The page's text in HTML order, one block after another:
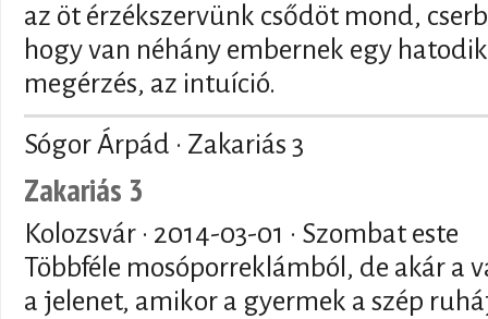
az öt érzékszervünk csődöt mond,
hogy van néhány embernek egy
megérzés, az intuíció.
Sógor Árpád · Zakariás 3
Zakariás 3
Kolozsvár · 2014-03-01 · Szombat este
Többféle mosóporreklámból, de akár a
a jelenet, amikor a gyermek a szép